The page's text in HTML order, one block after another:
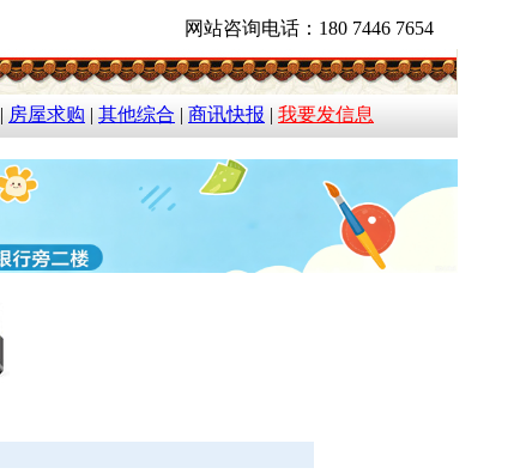
网站咨询电话：180 7446 7654
| 房屋求购 | 其他综合 | 商讯快报 | 我要发信息